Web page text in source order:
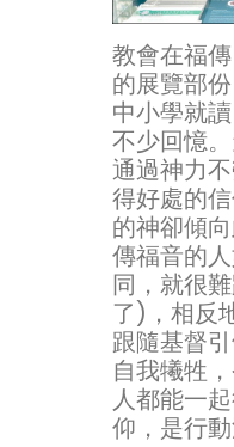
教會在福
的展覽部
中小學就
不少回憶
通過神力
得好處的
的神卻傾
傳福音的
同，就很
了)，相反
跟隨基督
自我犧牲
人都能一
仰，是行動